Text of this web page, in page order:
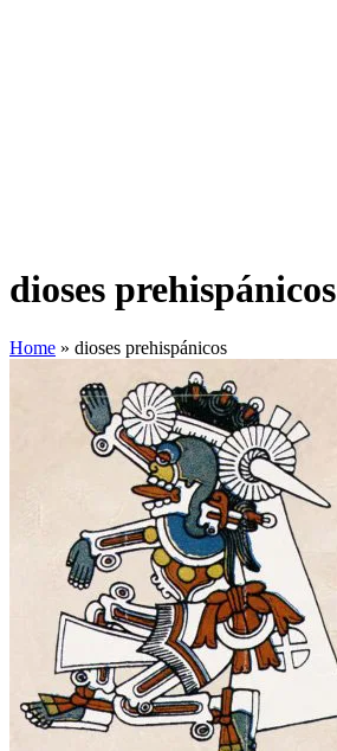
dioses prehispánicos
Home » dioses prehispánicos